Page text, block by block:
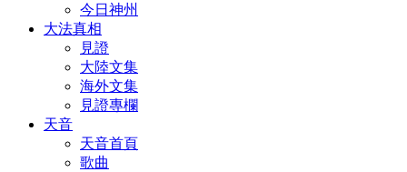
今日神州
大法真相
見證
大陸文集
海外文集
見證專欄
天音
天音首頁
歌曲